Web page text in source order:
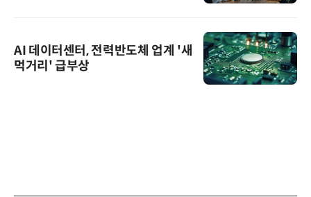
AI 데이터센터, 전력반도체 업계 '새
먹거리' 급부상